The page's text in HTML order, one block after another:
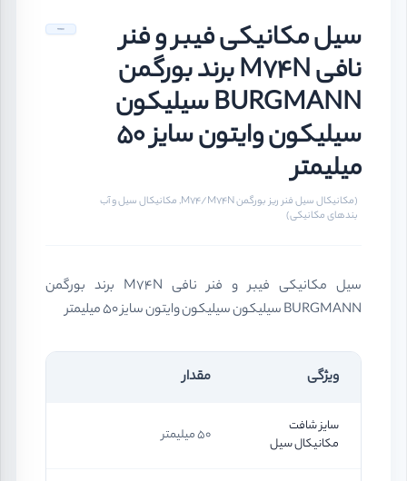
سیل مکانیکی فیبر و فنر
نافی M74N برند بورگمن
BURGMANN سیلیکون
سیلیکون وایتون سایز 50
میلیمتر
(مکانیکال سیل فنر ریز بورگمن M74/M74N, مکانیکال سیل و آب
بندهای مکانیکی)
سیل مکانیکی فیبر و فنر نافی M74N برند بورگمن
BURGMANN سیلیکون سیلیکون وایتون سایز 50 میلیمتر
ویژگی مقدار
سایز شافت
مکانیکال سیل
50 میلیمتر